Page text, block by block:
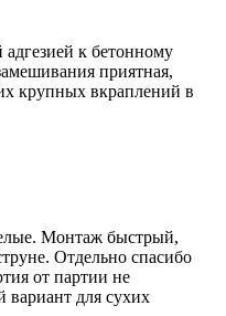
к бетонному
приятная,
крупных вкраплений в
Монтаж быстрый,
Отдельно спасибо
от партии не
для сухих